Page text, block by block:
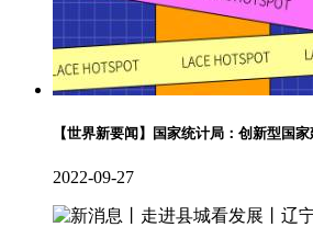
【世界新要闻】国家统计局：创新型国
2022-09-27